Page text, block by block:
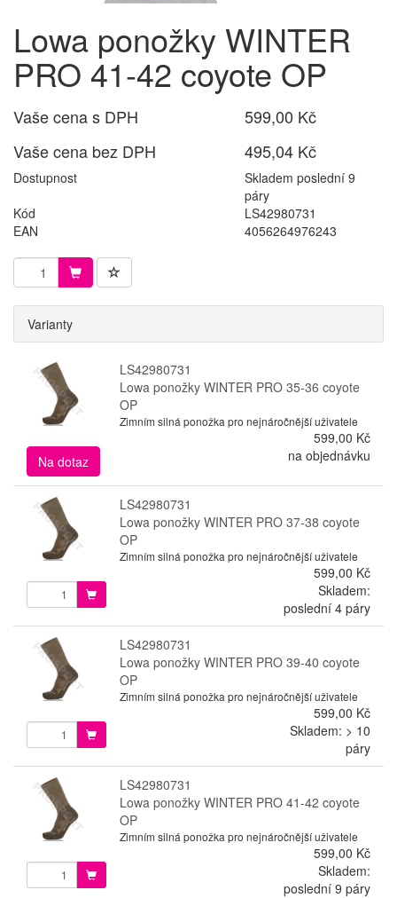
Lowa ponožky WINTER
PRO 41-42 coyote OP
Vaše cena s DPH
599,00 Kč
Vaše cena bez DPH
495,04 Kč
Dostupnost
Skladem poslední 9
páry
Kód
LS42980731
EAN
4056264976243
Varianty
LS42980731
Lowa ponožky WINTER PRO 35-36 coyote
OP
Zimním silná ponožka pro nejnáročnější uživatele
599,00 Kč
Na dotaz
na objednávku
LS42980731
Lowa ponožky WINTER PRO 37-38 coyote
OP
Zimním silná ponožka pro nejnáročnější uživatele
599,00 Kč
Skladem:
poslední 4 páry
LS42980731
Lowa ponožky WINTER PRO 39-40 coyote
OP
Zimním silná ponožka pro nejnáročnější uživatele
599,00 Kč
Skladem: > 10
páry
LS42980731
Lowa ponožky WINTER PRO 41-42 coyote
OP
Zimním silná ponožka pro nejnáročnější uživatele
599,00 Kč
Skladem:
poslední 9 páry